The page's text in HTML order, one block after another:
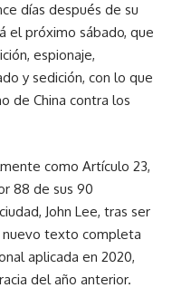
días después de su
el próximo sábado, que
espionaje,
y sedición, con lo que
de China contra los
como Artículo 23,
88 de sus 90
John Lee, tras ser
texto completa
aplicada en 2020,
del año anterior.